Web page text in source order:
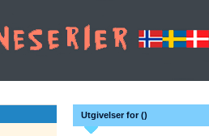
Utgivelser for ()